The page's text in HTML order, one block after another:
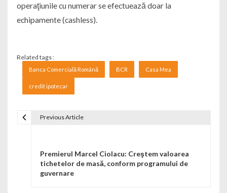
operaţiunile cu numerar se efectuează doar la
echipamente (cashless).
Related tags :
Banca Comercială Română BCR Casa Mea
credit ipotecar
Previous Article
Premierul Marcel Ciolacu: Creştem valoarea
tichetelor de masă, conform programului de
guvernare